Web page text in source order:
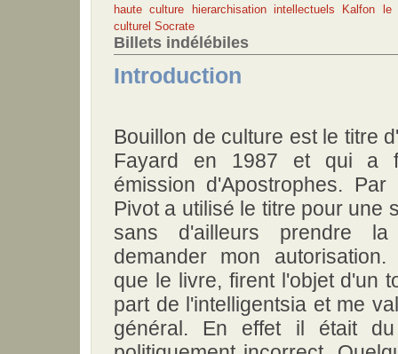
haute culture
hierarchisation intellectuels Kalfon
le
culturel Socrate
Billets indélébiles
Introduction
Bouillon de culture est le titre
Fayard en 1987 et qui a
émission d'Apostrophes.
Pivot a utilisé le titre pour une
sans d'ailleurs prendre
demander mon
que le livre, firent l'objet d'un
part de l'intelligentsia et me
général. En effet il était